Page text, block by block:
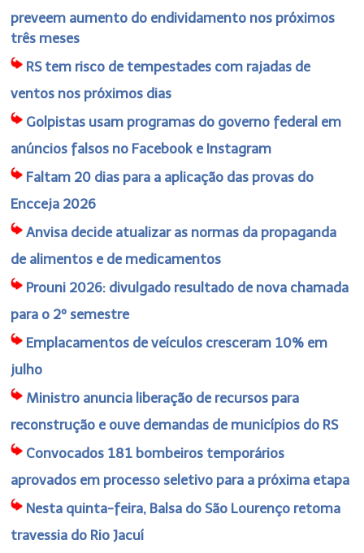
preveem aumento do endividamento nos próximos
três meses
RS tem risco de tempestades com rajadas de
ventos nos próximos dias
Golpistas usam programas do governo federal em
anúncios falsos no Facebook e Instagram
Faltam 20 dias para a aplicação das provas do
Encceja 2026
Anvisa decide atualizar as normas da propaganda
de alimentos e de medicamentos
Prouni 2026: divulgado resultado de nova chamada
para o 2º semestre
Emplacamentos de veículos cresceram 10% em
julho
Ministro anuncia liberação de recursos para
reconstrução e ouve demandas de municípios do RS
Convocados 181 bombeiros temporários
aprovados em processo seletivo para a próxima etapa
Nesta quinta-feira, Balsa do São Lourenço retoma
travessia do Rio Jacuí